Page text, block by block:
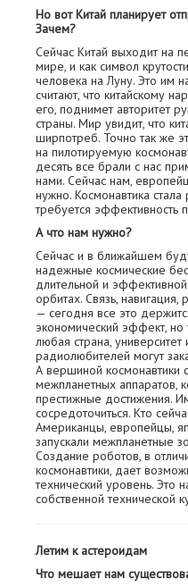
Но вот Китай планирует
Зачем?
Сейчас Китай выходит на
мире, и как символ
человека на Луну. Это им
считают, что китайскому
его, поднимет авторитет
страны. Мир увидит, что
ширпотреб. Точно так же
на пилотируемую
десять все брали с нас
нами. Сейчас нам,
нужно. Космонавтика
требуется эффективность
А что нам нужно?
Сейчас и в ближайшем
надежные космические
длительной и
орбитах. Связь,
— сегодня все это
экономический эффект, но
любая страна,
радиолюбителей могут
А вершиной космонавтики
межпланетных аппаратов,
престижные достижения.
сосредоточиться. Кто
Американцы, европейцы,
запускали межпланетные
Создание роботов, в
космонавтики, дает
технический уровень.
собственной технической
Летим к астероидам
Что мешает нам